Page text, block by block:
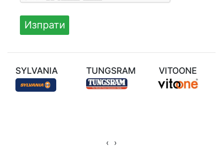
SYLVANIA TUNGSRAM VITOONE
‹ ›